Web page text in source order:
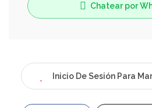
Chatear por
Inicio De Sesión Para